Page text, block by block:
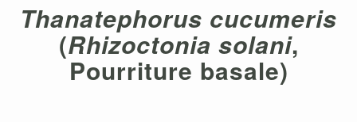
Thanatephorus cucumeris
(Rhizoctonia solani,
Pourriture basale)